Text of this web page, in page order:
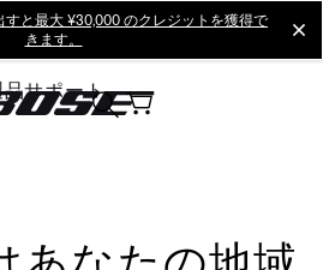
すと最大 ¥30,000 のクレジットを獲得で
きます。
品サポート
あなたの地域